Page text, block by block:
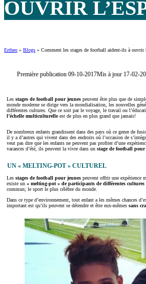
OUVRIR
Ertheo » Blogs » Comment les stages de football aident-ils à ouvrir
Première publication 09-10-2017Mis à jour 17-02-
Les stages de football pour jeunes peuvent être plus que de
monde moderne se dirige vers la mondialisation, les nouvelles
différentes cultures. Que ce soit par le voyage, le travail ou
l’échelle multiculturelleest de plus en plus grand que jamais!
De nombreux enfants grandissent dans des pays où ce genre de
il y a d’autres qui vivent dans des endroits où l’occasion de
veut pas dire que les enfants ne peuvent pas profiter d’une
vacances d’été, ils peuvent la vivre dans un stage de football pour
UN « MELTING-POT » CULTUREL
Les stages de football pour jeunes peuvent offrir une expérience
existe un « melting-pot » de participants de différentes cultures
commun; le sport le plus célèbre du monde.
Dans ce type d’environnement, tout enfant a les mêmes chances
important est qu’ils peuvent se détendre et être eux-mêmes sans